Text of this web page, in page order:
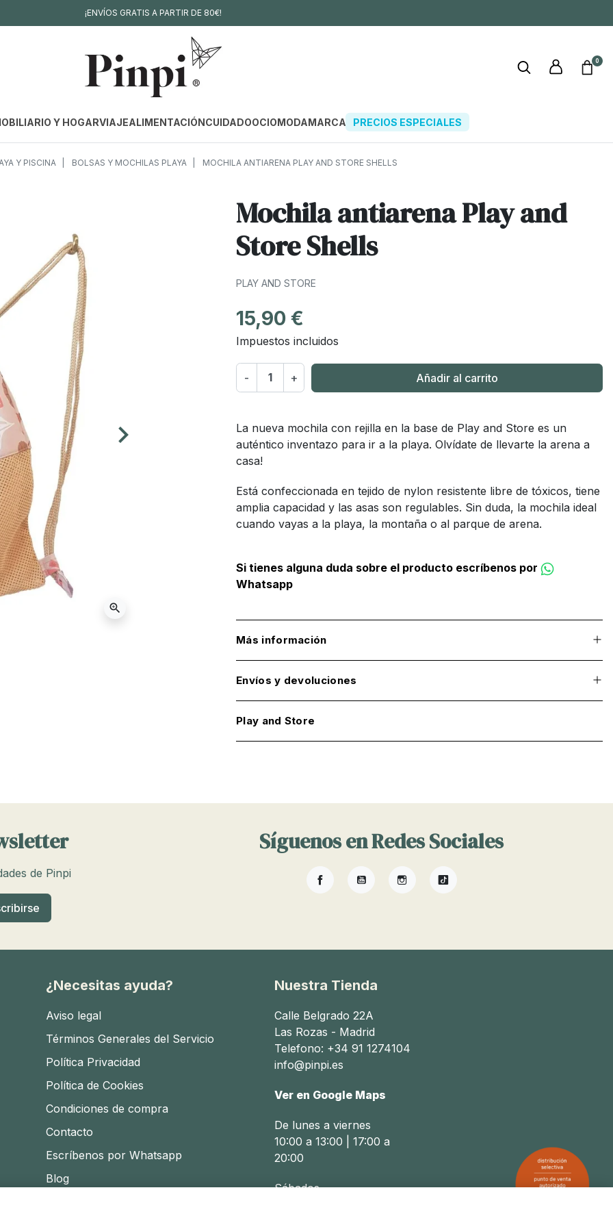
¡ENVÍOS GRATIS A PARTIR DE 80€!
0
Y HOGARVIAJEALIMENTACIÓNCUIDADOOCIOMODAMARCAS PRECIOS ESPECIALES
Y PISCINA BOLSAS Y MOCHILAS PLAYA MOCHILA ANTIARENA PLAY AND STORE SHELLS
Siguiente
keyboard_arrow_right
zoom_in
Mochila antiarena Play and
Store Shells
PLAY AND STORE
15,90 €
Impuestos incluidos
- + Añadir al carrito
La nueva mochila con rejilla en la base de Play and Store es un
auténtico inventazo para ir a la playa. Olvídate de llevarte la arena a
casa!
Está confeccionada en tejido de nylon resistente libre de tóxicos, tiene
amplia capacidad y las asas son regulables. Sin duda, la mochila ideal
cuando vayas a la playa, la montaña o al parque de arena.
Si tienes alguna duda sobre el producto escríbenos por
Whatsapp
Más información
Envíos y devoluciones
Play and Store
de Pinpi
Síguenos en Redes Sociales
FacebookYouTubeInstagramTikTok
¿Necesitas ayuda?
Aviso legal
Términos Generales del Servicio
Política Privacidad
Política de Cookies
Condiciones de compra
Contacto
Escríbenos por Whatsapp
Blog
Nuestra Tienda
Calle Belgrado 22A
Las Rozas - Madrid
Telefono: +34 91 1274104
info@pinpi.es
Ver en Google Maps
De lunes a viernes
10:00 a 13:00 | 17:00 a
20:00
Sábados